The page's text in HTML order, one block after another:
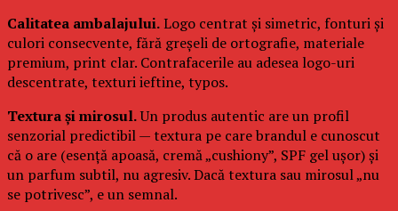
Calitatea ambalajului.Logo centrat și simetric, fonturi și
culori consecvente, fără greșeli de ortografie, materiale
premium, print clar. Contrafacerile au adesea logo-uri
descentrate, texturi ieftine, typos.
Textura și mirosul.Un produs autentic are un profil
senzorial predictibil — textura pe care brandul e cunoscut
că o are (esență apoasă, cremă „cushiony”, SPF gel ușor) și
un parfum subtil, nu agresiv. Dacă textura sau mirosul „nu
se potrivesc”, e un semnal.